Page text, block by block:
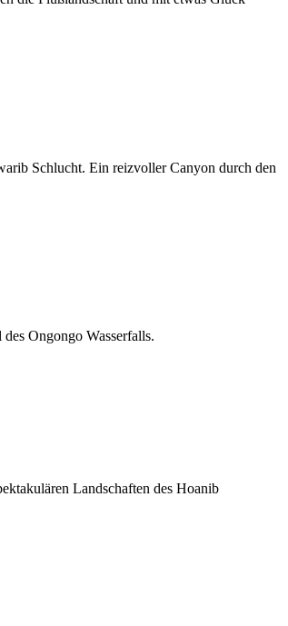
Schlucht. Ein reizvoller Canyon durch den
Ongongo Wasserfalls.
Landschaften des Hoanib